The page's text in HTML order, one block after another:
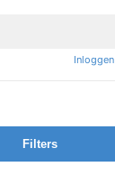
Inloggen
Filters